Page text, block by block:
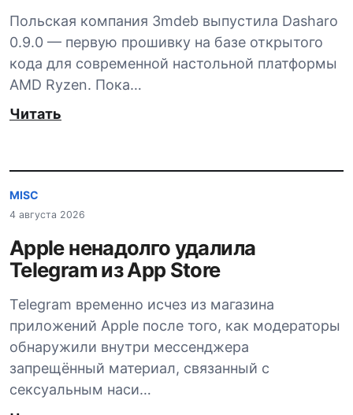
Польская компания 3mdeb выпустила Dasharo
0.9.0 — первую прошивку на базе открытого
кода для современной настольной платформы
AMD Ryzen. Пока…
Читать
MISC
4 августа 2026
Apple ненадолго удалила
Telegram из App Store
Telegram временно исчез из магазина
приложений Apple после того, как модераторы
обнаружили внутри мессенджера
запрещённый материал, связанный с
сексуальным наси…